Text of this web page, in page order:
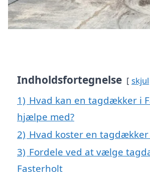
Indholdsfortegnelse skjul
1) Hvad kan en tagdækker i
hjælpe med?
2) Hvad koster en tagdækker
3) Fordele ved at vælge
Fasterholt